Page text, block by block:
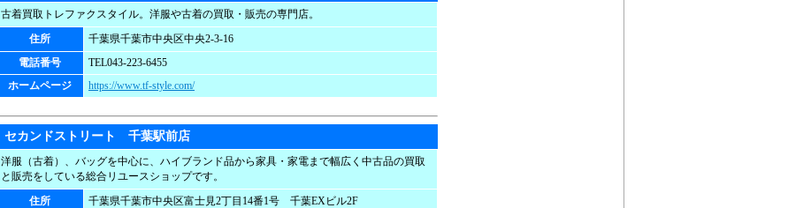
古着買取トレファクスタイル。洋服や古着の買取・販売の専門店。
住所
千葉県千葉市中央区中央2-3-16
電話番号
TEL043-223-6455
ホームページ
https://www.tf-style.com/
セカンドストリート 千葉駅前店
洋服（古着）、バッグを中心に、ハイブランド品から家具・家電まで幅広く中古品の買取
と販売をしている総合リユースショップです。
住所
千葉県千葉市中央区富士見2丁目14番1号 千葉EXビル2F